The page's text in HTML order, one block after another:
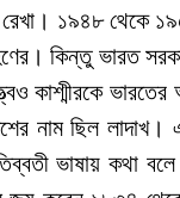
রেখা। ১৯৪৮ থেকে
কিন্তু ভারত
কাশ্মীরকে
নাম ছিল লাদাখ।
ভাষায় কথা বলে।